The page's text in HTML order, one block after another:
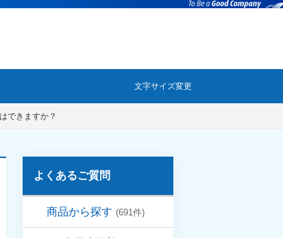
文字サイズ変更
できますか？
よくあるご質問
商品から探す (691件)